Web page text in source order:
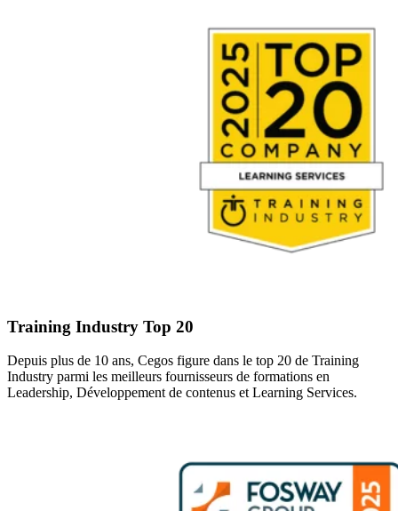
Training Industry Top 20
Depuis plus de 10 ans, Cegos figure dans le top 20 de Training
Industry parmi les meilleurs fournisseurs de formations en
Leadership, Développement de contenus et Learning Services.